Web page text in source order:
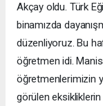
Akçay oldu. Türk
binamızda
düzenliyoruz. Bu
öğretmen idi.
öğretmenlerimizin
görülen